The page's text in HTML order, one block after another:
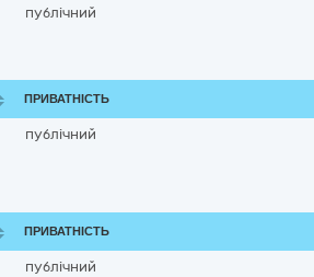
публічний
ПРИВАТНІСТЬ
публічний
ПРИВАТНІСТЬ
публічний